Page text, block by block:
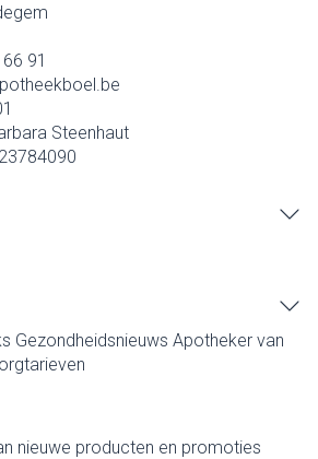
91
Steenhaut
Gezondheidsnieuws Apotheker van
nieuwe producten en promoties